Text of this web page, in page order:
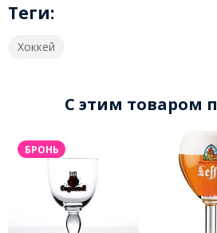
Теги:
Хоккей
C этим товаром
БРОНЬ